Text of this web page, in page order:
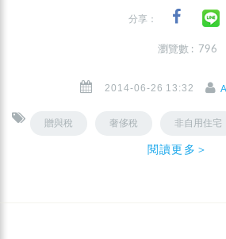
分享：
瀏覽數 : 796
2014-06-26 13:32
贈與稅 奢侈稅 非自用住宅
閱讀更多＞